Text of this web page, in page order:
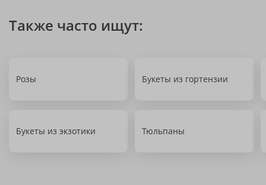
Также часто ищут:
Розы Букеты из гортензии
Букеты из экзотики Тюльпаны